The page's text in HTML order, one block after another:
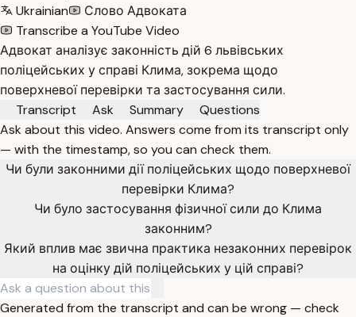
Ukrainian
Слово Адвоката
Transcribe a YouTube Video
Адвокат аналізує законність дій 6 львівських
поліцейських у справі Клима, зокрема щодо
поверхневої перевірки та застосування сили.
Transcript
Ask Summary
Questions
Ask about this video. Answers come from its transcript only
— with the timestamp, so you can check them.
Чи були законними дії поліцейських щодо поверхневої
перевірки Клима?
Чи було застосування фізичної сили до Клима
законним?
Який вплив має звична практика незаконних перевірок
на оцінку дій поліцейських у цій справі?
Generated from the transcript and can be wrong — check